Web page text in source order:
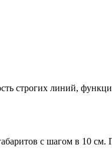
строгих линий,
с шагом в 10 см.